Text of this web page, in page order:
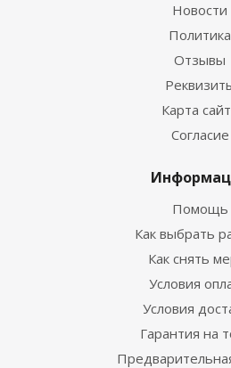
Новости
Политика
Отзывы
Карта
Согласие
Помощь
Как выбрать
Как снять
Условия
Условия
Гарантия на